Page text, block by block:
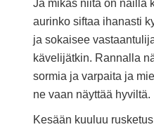
Ja mikäs niitä on näillä
aurinko siftaa ihanasti
ja sokaisee
kävelijätkin. Rannalla
sormia ja varpaita ja
ne vaan näyttää hyviltä.
Kesään kuuluu